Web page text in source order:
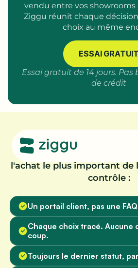
vendu entre vos showrooms
Ziggu réunit chaque
choix au même
ESSAI GRATUIT
Essai gratuit de 14 jours. Pas
de crédit
Dans un secteur où la
voici comment vous vous
l'achat le plus important de
contrôle :
Un portail client, pas une
Chaque choix tracé. Aucune
coup.
Toujours le dernier statut,